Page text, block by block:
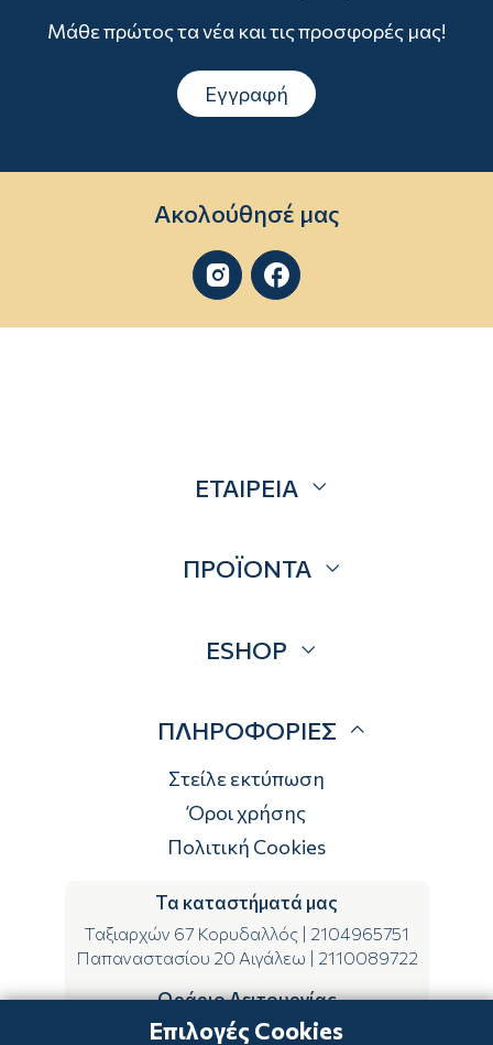
Μάθε πρώτος τα νέα και τις προσφορές μας!
Εγγραφή
Ακολούθησέ μας
 
ΕΤΑΙΡΕΙΑ
Επικοινωνία
ΠΡΟΪΟΝΤΑ
Brands
ESHOP
Τρόποι αποστολής
Τρόποι πληρωμής
Επιστροφές
ΠΛΗΡΟΦΟΡΙΕΣ
Στείλε εκτύπωση
Όροι χρήσης
Πολιτική Cookies
Τα καταστήματά μας
Ταξιαρχών 67 Κορυδαλλός
2104965751
Παπαναστασίου 20 Αιγάλεω
2110089722
Ωράριο Λειτουργίας
ΔΕ-ΤΕ-ΣΑ 09:00-15:00
Επιλογές Cookies